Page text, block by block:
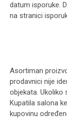
datum isporuke.
na stranici
Asortiman
prodavnici nije
objekata. Ukoliko
Kupatila salona
kupovinu